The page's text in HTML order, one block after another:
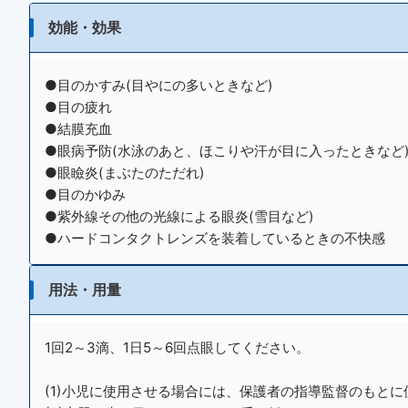
効能・効果
●目のかすみ(目やにの多いときなど)
●目の疲れ
●結膜充血
●眼病予防(水泳のあと、ほこりや汗が目に入ったときなど)
●眼瞼炎(まぶたのただれ)
●目のかゆみ
●紫外線その他の光線による眼炎(雪目など)
●ハードコンタクトレンズを装着しているときの不快感
用法・用量
1回2～3滴、1日5～6回点眼してください。
(1)小児に使用させる場合には、保護者の指導監督のもとに